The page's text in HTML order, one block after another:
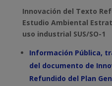
Innovación del Texto
Estudio Ambiental
uso industrial SUS/SO-1
Información Pública,
del documento de
Refundido del Plan